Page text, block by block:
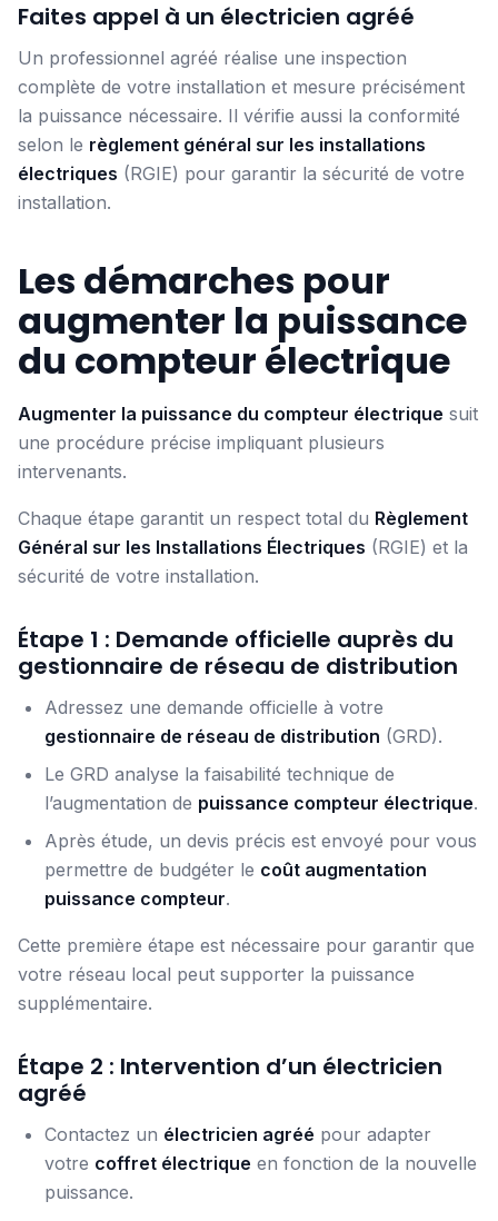
Faites appel à un électricien agréé
Un professionnel agréé réalise une inspection
complète de votre installation et mesure précisément
la puissance nécessaire. Il vérifie aussi la conformité
selon le règlement général sur les installations
électriques (RGIE) pour garantir la sécurité de votre
installation.
Les démarches pour
augmenter la puissance
du compteur électrique
Augmenter la puissance du compteur électrique suit
une procédure précise impliquant plusieurs
intervenants.
Chaque étape garantit un respect total du Règlement
Général sur les Installations Électriques (RGIE) et la
sécurité de votre installation.
Étape 1 : Demande officielle auprès du
gestionnaire de réseau de distribution
Adressez une demande officielle à votre
gestionnaire de réseau de distribution (GRD).
Le GRD analyse la faisabilité technique de
l’augmentation de puissance compteur électrique.
Après étude, un devis précis est envoyé pour vous
permettre de budgéter le coût augmentation
puissance compteur.
Cette première étape est nécessaire pour garantir que
votre réseau local peut supporter la puissance
supplémentaire.
Étape 2 : Intervention d’un électricien
agréé
Contactez un électricien agréé pour adapter
votre coffret électrique en fonction de la nouvelle
puissance.